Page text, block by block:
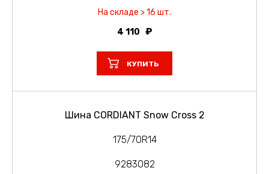
На складе > 16 шт.
4 110
КУПИТЬ
Шина CORDIANT Snow Cross 2
175/70R14
9283082